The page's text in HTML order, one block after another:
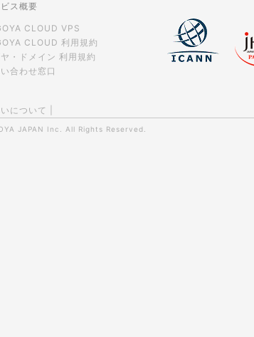
ス概要
CLOUD VPS
CLOUD 利用規約
・ドメイン 利用規約
合わせ窓口
について
JAPAN Inc. All Rights Reserved.